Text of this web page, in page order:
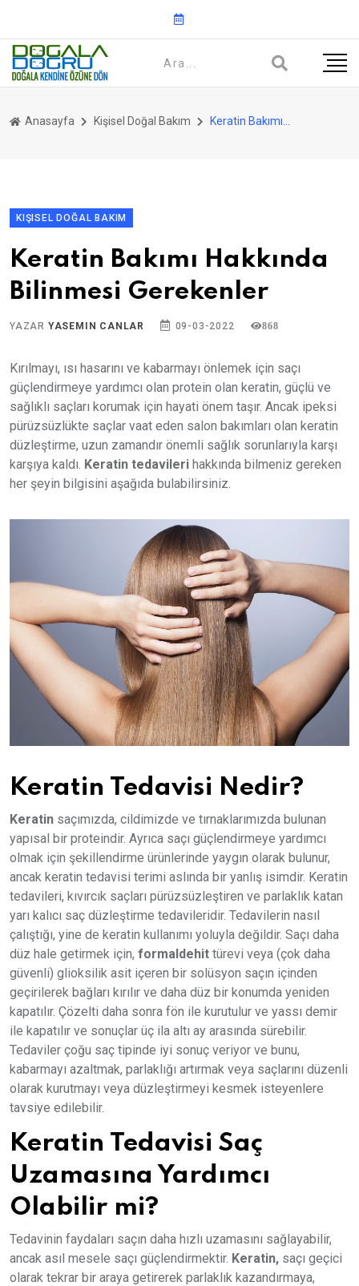
Anasayfa Kişisel Doğal Bakım
KIŞISEL DOĞAL BAKIM
Keratin Bakımı Hakkında
Bilinmesi Gerekenler
YAZAR YASEMIN CANLAR 09-03-2022 868
Kırılmayı, ısı hasarını ve kabarmayı önlemek için saçı
güçlendirmeye yardımcı olan protein olan keratin, güçlü ve
sağlıklı saçları korumak için hayati önem taşır. Ancak ipeksi
pürüzsüzlükte saçlar vaat eden salon bakımları olan keratin
düzleştirme, uzun zamandır önemli sağlık sorunlarıyla karşı
karşıya kaldı. Keratin tedavileri hakkında bilmeniz gereken
her şeyin bilgisini aşağıda bulabilirsiniz.
Keratin Tedavisi Nedir?
Keratin saçımızda, cildimizde ve tırnaklarımızda bulunan
yapısal bir proteindir. Ayrıca saçı güçlendirmeye yardımcı
olmak için şekillendirme ürünlerinde yaygın olarak bulunur,
ancak keratin tedavisi terimi aslında bir yanlış isimdir. Keratin
tedavileri, kıvırcık saçları pürüzsüzleştiren ve parlaklık katan
yarı kalıcı saç düzleştirme tedavileridir. Tedavilerin nasıl
çalıştığı, yine de keratin kullanımı yoluyla değildir. Saçı daha
düz hale getirmek için, formaldehit türevi veya (çok daha
güvenli) glioksilik asit içeren bir solüsyon saçın içinden
geçirilerek bağları kırılır ve daha düz bir konumda yeniden
kapatılır. Çözelti daha sonra fön ile kurutulur ve yassı demir
ile kapatılır ve sonuçlar üç ila altı ay arasında sürebilir.
Tedaviler çoğu saç tipinde iyi sonuç veriyor ve bunu,
kabarmayı azaltmak, parlaklığı artırmak veya saçlarını düzenli
olarak kurutmayı veya düzleştirmeyi kesmek isteyenlere
tavsiye edilebilir.
Keratin Tedavisi Saç
Uzamasına Yardımcı
Olabilir mi?
Tedavinin faydaları saçın daha hızlı uzamasını sağlayabilir,
ancak asıl mesele saçı güçlendirmektir. Keratin, saçı geçici
olarak tekrar bir araya getirerek parlaklık kazandırmaya,